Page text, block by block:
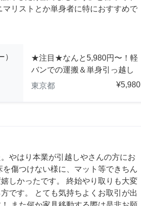
マリストとか単身者に特におすすめで
★注目★なんと5,980円〜！軽
バンでの運搬＆単身引っ越し
東京都
¥5,980
やはり本業が引越しやさんの方にお
傷つけない様に、マット等できちん
しかったです。 終始やり取りも大変
です。 とても気持ちよくお取引が出